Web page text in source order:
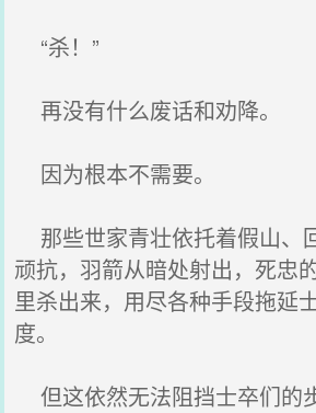
“杀！”
再没有什么废话和劝降。
因为根本不需要。
那些世家青壮依托着假山、
顽抗，羽箭从暗处射出，死忠
里杀出来，用尽各种手段拖延
度。
但这依然无法阻挡士卒们的